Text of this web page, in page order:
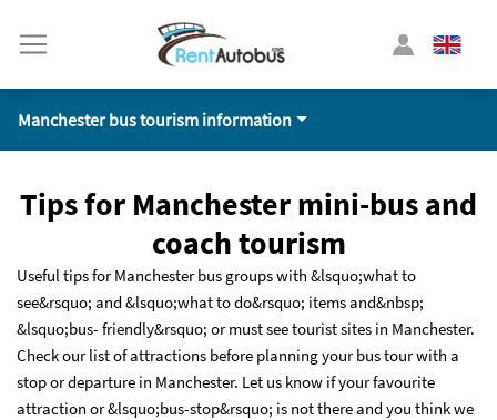
Manchester bus tourism information
Tips for Manchester mini-bus and
coach tourism
Useful tips for Manchester bus groups with &lsquo;what to
see&rsquo; and &lsquo;what to do&rsquo; items and&nbsp;
&lsquo;bus- friendly&rsquo; or must see tourist sites in Manchester.
Check our list of attractions before planning your bus tour with a
stop or departure in Manchester. Let us know if your favourite
attraction or &lsquo;bus-stop&rsquo; is not there and you think we